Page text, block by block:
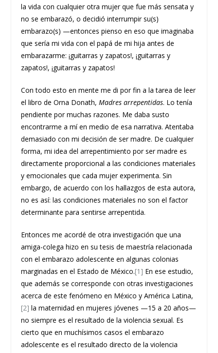
la vida con cualquier otra mujer que fue más sensata y
no se embarazó, o decidió interrumpir su(s)
embarazo(s) —entonces pienso en eso que imaginaba
que sería mi vida con el papá de mi hija antes de
embarazarme: ¡guitarras y zapatos!, ¡guitarras y
zapatos!, ¡guitarras y zapatos!
Con todo esto en mente me di por fin a la tarea de leer
el libro de Orna Donath, Madres arrepentidas. Lo tenía
pendiente por muchas razones. Me daba susto
encontrarme a mí en medio de esa narrativa. Atentaba
demasiado con mi decisión de ser madre. De cualquier
forma, mi idea del arrepentimiento por ser madre es
directamente proporcional a las condiciones materiales
y emocionales que cada mujer experimenta. Sin
embargo, de acuerdo con los hallazgos de esta autora,
no es así: las condiciones materiales no son el factor
determinante para sentirse arrepentida.
Entonces me acordé de otra investigación que una
amiga-colega hizo en su tesis de maestría relacionada
con el embarazo adolescente en algunas colonias
marginadas en el Estado de México.[1] En ese estudio,
que además se corresponde con otras investigaciones
acerca de este fenómeno en México y América Latina,
[2] la maternidad en mujeres jóvenes —15 a 20 años—
no siempre es el resultado de la violencia sexual. Es
cierto que en muchísimos casos el embarazo
adolescente es el resultado directo de la violencia